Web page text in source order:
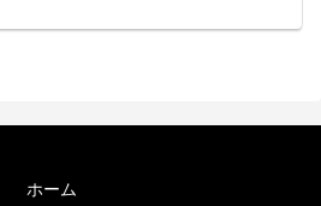
キュリティ保護、配信、スケーリングと
ホーム